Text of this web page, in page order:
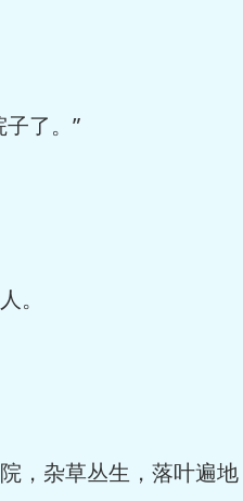
了。”
。
杂草丛生，落叶遍地